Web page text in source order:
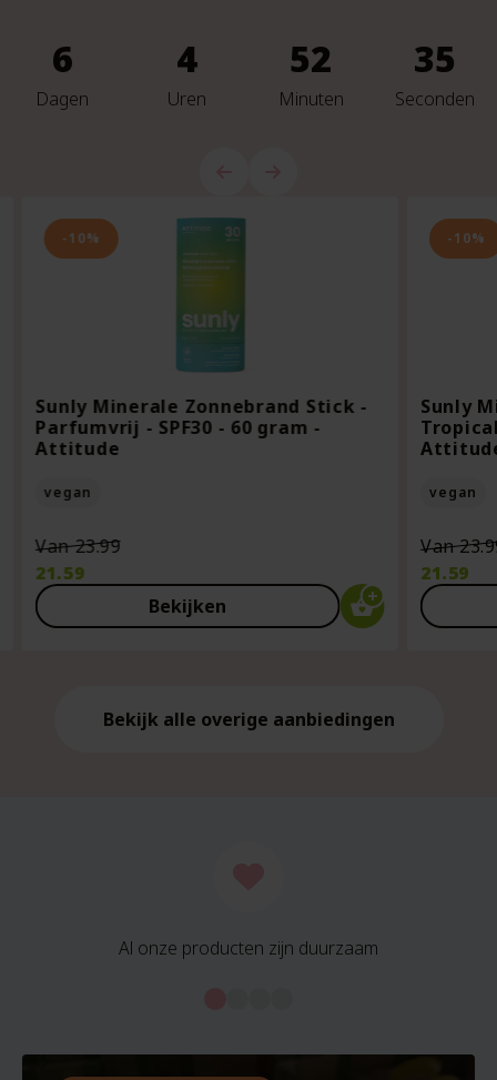
6
Dagen
4
Uren
52
Minuten
33
Seconden
-10%
Sunly Minerale Zonnebrand Stick -
Parfumvrij - SPF30 - 60 gram -
Attitude
vegan
Van23.99Oorspronkelijke
was:
€23.99.
21.59
Huidige
prijs
Bekijken
-10%
Sunly
vegan
Van
21.59
Huidige
prijs
Bekijk alle overige aanbiedingen
Al onze producten zijn duurzaam